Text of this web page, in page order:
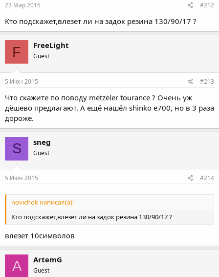
23 Мар 2015 #212
Кто подскажет,влезет ли на задок резина 130/90/17 ?
F FreeLight
Guest
5 Июн 2015 #213
Что скажите по поводу metzeler tourance ? Очень уж
дёшево предлагают. А ещё нашёл shinko e700, но в 3 раза
дороже.
S sneg
Guest
5 Июн 2015 #214
novichok написал(а):
Кто подскажет,влезет ли на задок резина 130/90/17 ?
влезет 10символов
A ArtemG
Guest